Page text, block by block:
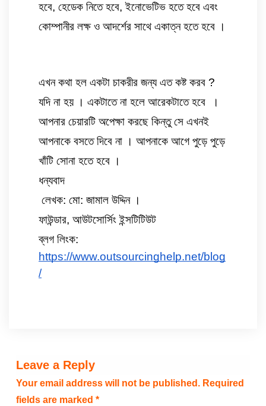
হবে, হেডেক নিতে হবে, ইনোভেটিভ হতে হবে এবং
কোম্পানীর লক্ষ ও আদর্শের সাথে একাত্ন হতে হবে ।
এখন কথা হল একটা চাকরীর জন্য এত কষ্ট করব ?
যদি না হয় । একটাতে না হলে আরেকটাতে হবে  ।
আপনার চেয়ারটি অপেক্ষা করছে কিন্তু সে এখনই
আপনাকে বসতে দিবে না । আপনাকে আগে পুড়ে পুড়ে
খাঁটি সোনা হতে হবে ।
ধন্যবাদ
লেখক: মো: জামাল উদ্দিন ।
ফাউন্ডার, আউটসোর্সিং ইন্সটিটিউট
https://www.outsourcinghelp.net/blog
/
Leave a Reply
Your email address will not be published. Required
fields are marked *